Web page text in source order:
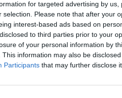
for targeted advertising by
selection. Please note that after your
interest-based ads based on
to third parties prior to your
of your personal information by
This information may also be
Participants that may further disclose
. To zacznę może od tego jak
mnie , wszytko ok dał tabletki
. Po czym udałam się na
na kelzy ( również bez zmian
sobie z tym poradzić ostatnio
mnie cały czas piersi .
można brak tabletki